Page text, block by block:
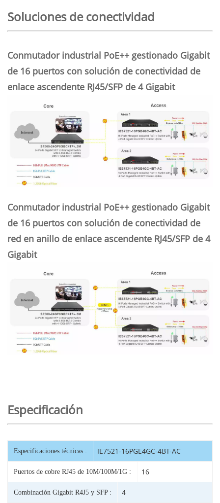
Soluciones de conectividad
Conmutador industrial PoE++ gestionado Gigabit
de 16 puertos con solución de conectividad de
enlace ascendente RJ45/SFP de 4 Gigabit
Conmutador industrial PoE++ gestionado Gigabit
de 16 puertos con solución de conectividad de
red en anillo de enlace ascendente RJ45/SFP de 4
Gigabit
Especificación
Especificaciones técnicas : IE7521-16PGE4GC-4BT-AC
Puertos de cobre RJ45 de 10M/100M/1G : 16
Combinación Gigabit R4J5 y SFP : 4